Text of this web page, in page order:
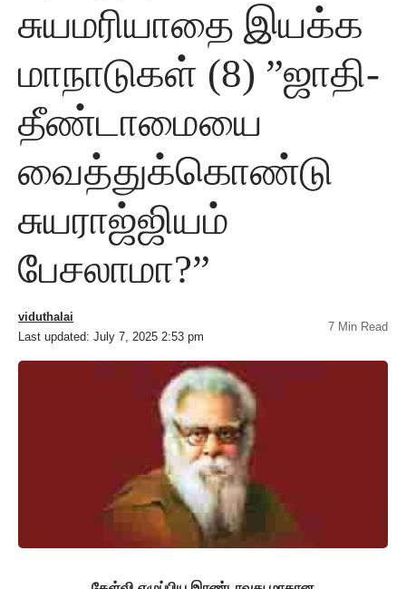
சுயமரியாதை இயக்க
மாநாடுகள் (8) ”ஜாதி-
தீண்டாமையை
வைத்துக்கொண்டு
சுயராஜ்ஜியம்
பேசலாமா?”
Last updated: July 7, 2025 2:53 pm
viduthalai
7 Min Read